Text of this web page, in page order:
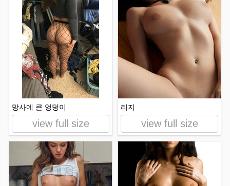
망사에 큰 엉덩이
view full size
리지
view full size